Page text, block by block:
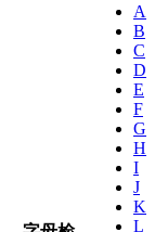
A
B
C
D
E
F
G
H
I
J
K
L